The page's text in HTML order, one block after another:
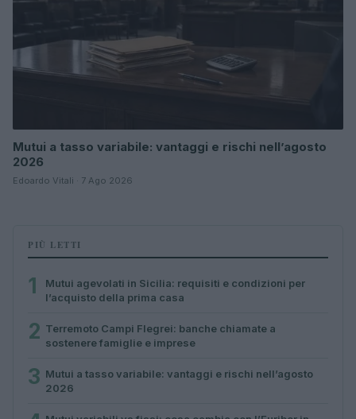
Mutui a tasso variabile: vantaggi e rischi nell’agosto
2026
Edoardo Vitali · 7 Ago 2026
PIÙ LETTI
1
Mutui agevolati in Sicilia: requisiti e condizioni per
l’acquisto della prima casa
2 Terremoto Campi Flegrei: banche chiamate a
sostenere famiglie e imprese
3 Mutui a tasso variabile: vantaggi e rischi nell’agosto
2026